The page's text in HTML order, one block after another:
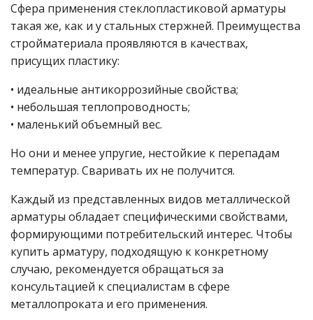
Сфера применения стеклопластиковой арматуры
такая же, как и у стальных стержней. Преимущества
стройматериала проявляются в качествах,
присущих пластику:
• идеальные антикоррозийные свойства;
• небольшая теплопроводность;
• маленький объемный вес.
Но они и менее упругие, нестойкие к перепадам
температур. Сваривать их не получится.
Каждый из представленных видов металлической
арматуры обладает специфическими свойствами,
формирующими потребительский интерес. Чтобы
купить арматуру, подходящую к конкретному
случаю, рекомендуется обращаться за
консультацией к специалистам в сфере
металлопроката и его применения.